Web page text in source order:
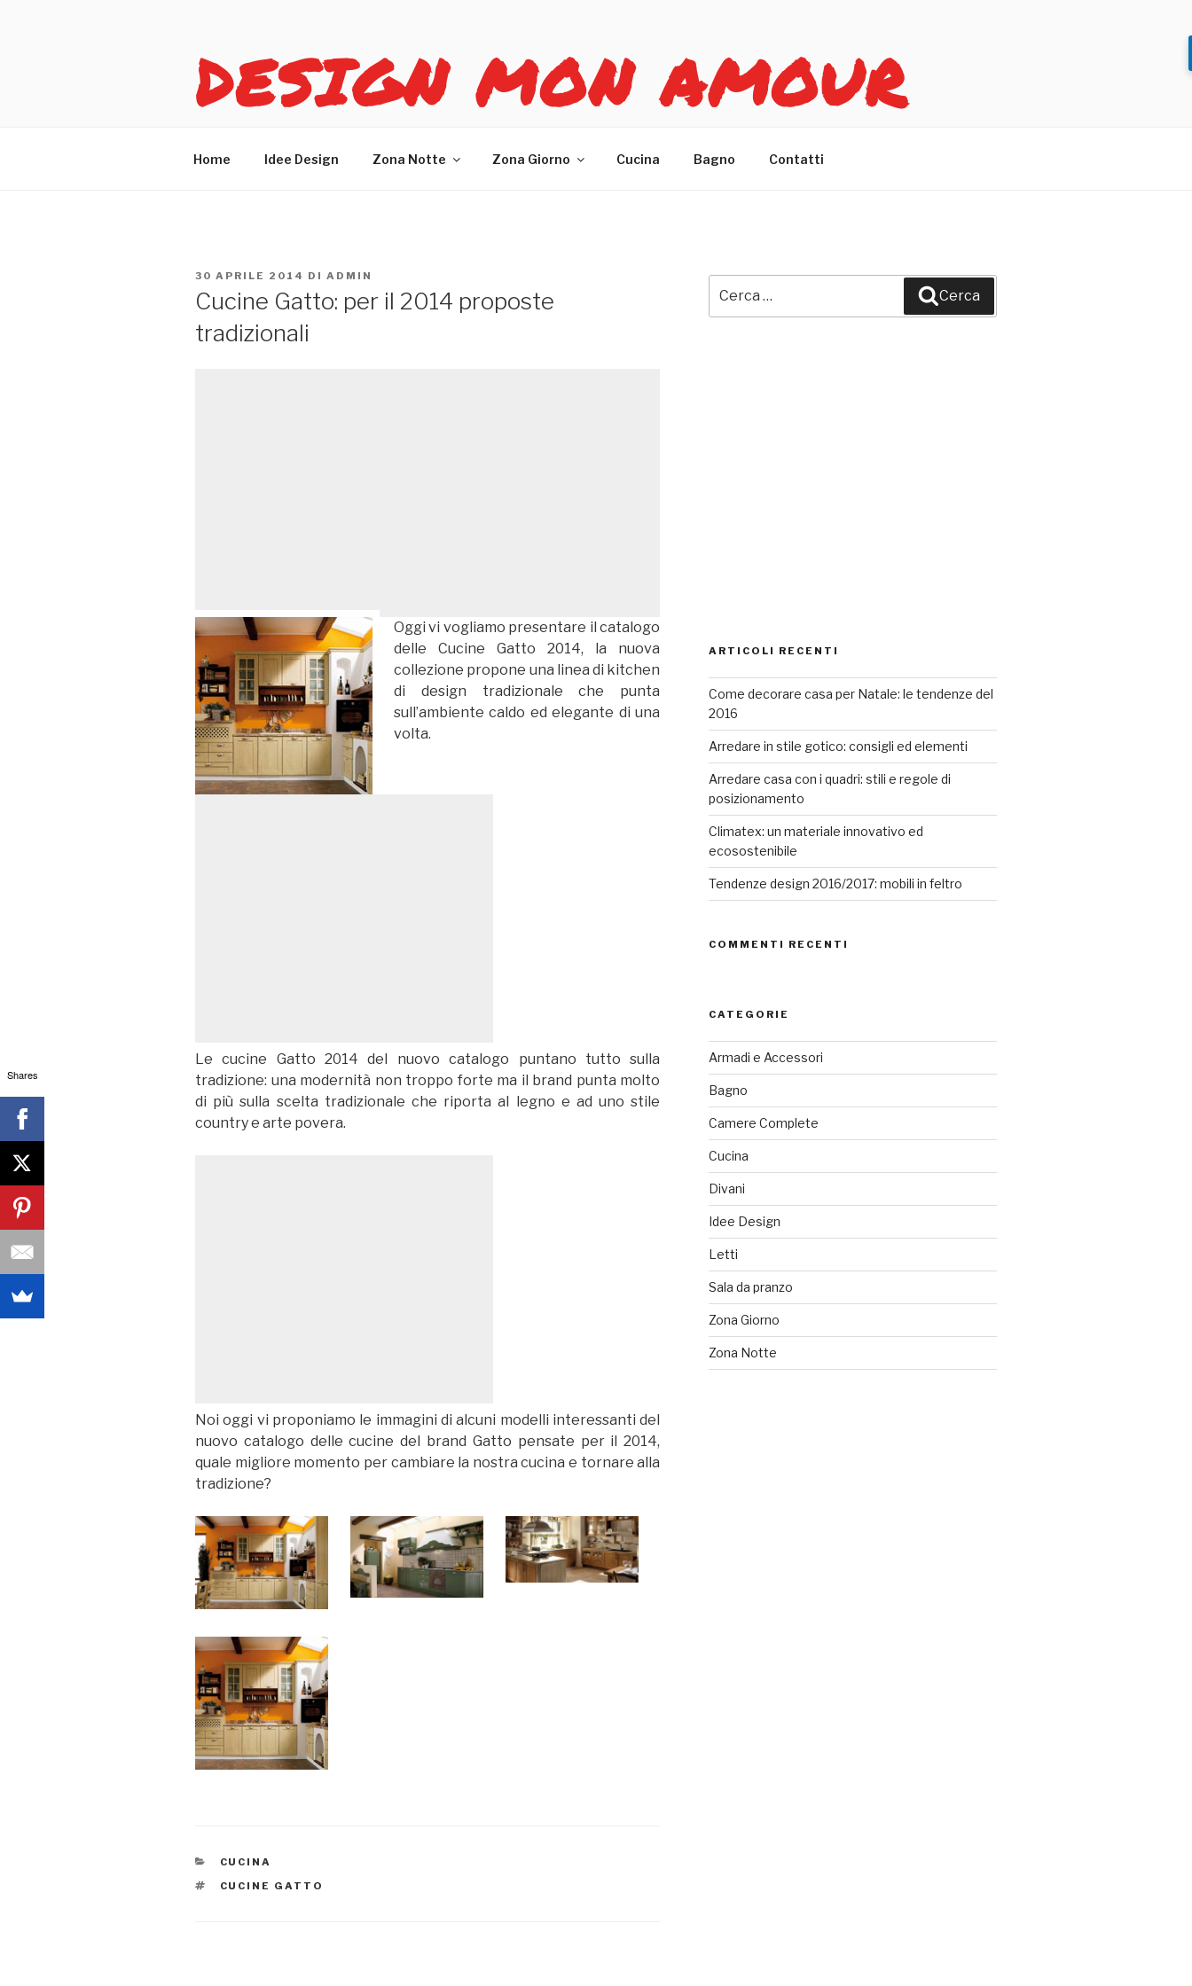
DESIGN MON AMOUR
Home Idee Design Zona Notte Zona Giorno Cucina Bagno Contatti
PUBBLICATO
IL
30 APRILE 2014 DI ADMIN
Cucine Gatto: per il 2014 proposte
tradizionali
Oggi vi vogliamo presentare il catalogo
delle Cucine Gatto 2014, la nuova
collezione propone una linea di kitchen
di design tradizionale che punta
sull’ambiente caldo ed elegante di una
volta.
Le cucine Gatto 2014 del nuovo catalogo puntano tutto sulla
tradizione: una modernità non troppo forte ma il brand punta molto
di più sulla scelta tradizionale che riporta al legno e ad uno stile
country e arte povera.
Noi oggi vi proponiamo le immagini di alcuni modelli interessanti del
nuovo catalogo delle cucine del brand Gatto pensate per il 2014,
quale migliore momento per cambiare la nostra cucina e tornare alla
tradizione?
CATEGORIE
CUCINA
TAG
CUCINE GATTO
Cerca
ARTICOLI RECENTI
Come decorare casa per Natale: le tendenze del
2016
Arredare in stile gotico: consigli ed elementi
Arredare casa con i quadri: stili e regole di
posizionamento
Climatex: un materiale innovativo ed
ecosostenibile
Tendenze design 2016/2017: mobili in feltro
COMMENTI RECENTI
CATEGORIE
Armadi e Accessori
Bagno
Camere Complete
Cucina
Divani
Idee Design
Letti
Sala da pranzo
Zona Giorno
Zona Notte
Shares